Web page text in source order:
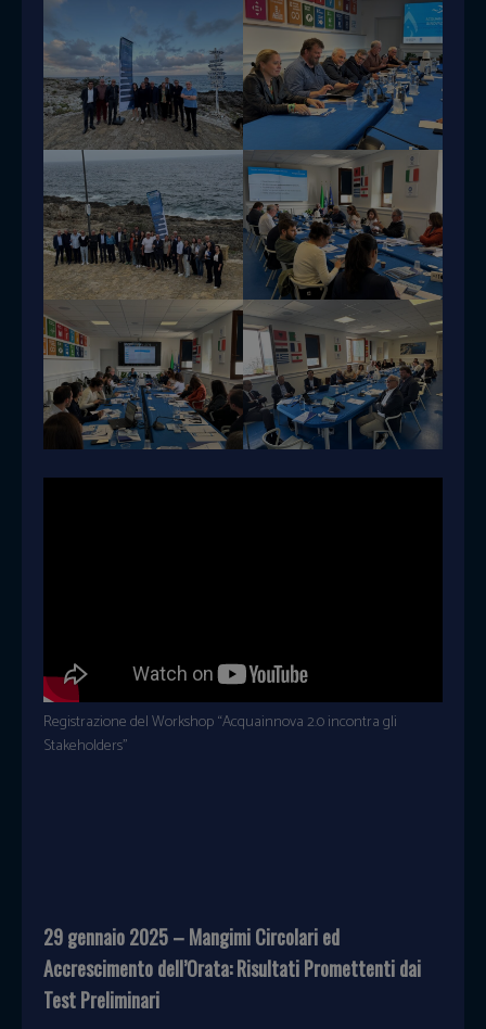
Registrazione del Workshop “Acquainnova 2.0 incontra gli
Stakeholders”
29 gennaio 2025 – Mangimi Circolari ed
Accrescimento dell’Orata: Risultati Promettenti dai
Test Preliminari